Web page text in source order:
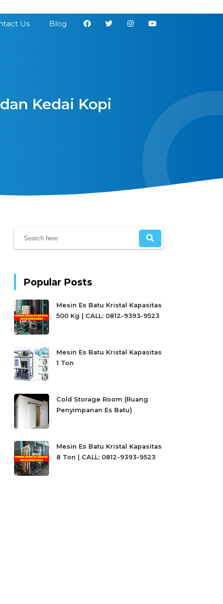
Us Blog
Kedai Kopi
Popular Posts
Mesin Es Batu Kristal Kapasitas
500 Kg | CALL: 0812-9393-9523
Mesin Es Batu Kristal Kapasitas
1 Ton
Cold Storage Room (Ruang
Penyimpanan Es Batu)
Mesin Es Batu Kristal Kapasitas
8 Ton | CALL: 0812-9393-9523